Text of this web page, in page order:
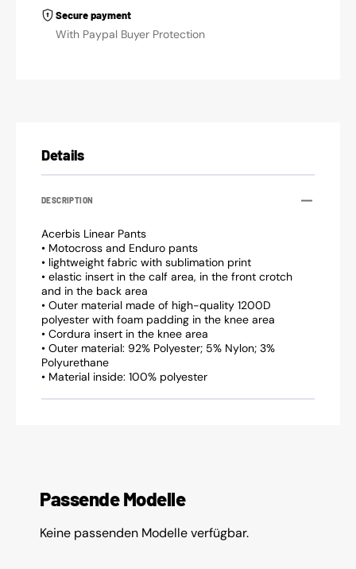
Details
DESCRIPTION
Acerbis Linear Pants
• Motocross and Enduro pants
• lightweight fabric with sublimation print
• elastic insert in the calf area, in the front crotch
and in the back area
• Outer material made of high-quality 1200D
polyester with foam padding in the knee area
• Cordura insert in the knee area
• Outer material: 92% Polyester; 5% Nylon; 3%
Polyurethane
• Material inside: 100% polyester
Secure payment
With Paypal Buyer Protection
Passende Modelle
Keine passenden Modelle verfügbar.